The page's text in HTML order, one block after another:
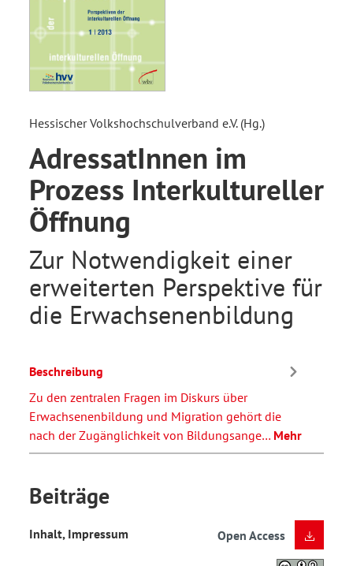
Hessischer Volkshochschulverband e.V. (Hg.)
AdressatInnen im
Prozess Interkultureller
Öffnung
Zur Notwendigkeit einer
erweiterten Perspektive für
die Erwachsenenbildung
Beschreibung
Zu den zentralen Fragen im Diskurs über
Erwachsenenbildung und Migration gehört die
nach der Zugänglichkeit von Bildungsange… Mehr
Beiträge
Inhalt, Impressum Open Access